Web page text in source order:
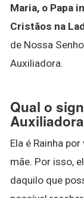
Maria, o Papa
Cristãos na
de Nossa
Auxiliadora.
Qual o
Ela é Rainha
mãe. Por isso,
daquilo que